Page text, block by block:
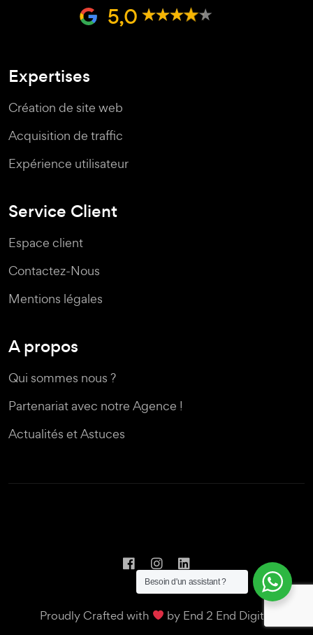
5,0
Expertises
Création de site web
Acquisition de traffic
Expérience utilisateur
Service Client
Espace client
Contactez-Nous
Mentions légales
A propos
Qui sommes nous ?
Partenariat avec notre Agence !
Actualités et Astuces
Proudly Crafted with by End 2 End Digital
Besoin d'un assistant ?